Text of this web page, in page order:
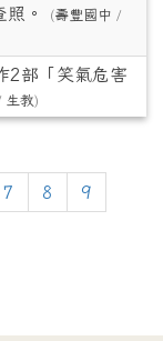
。
(壽豐國中 /
2部「笑氣危害
生教)
7 8 9